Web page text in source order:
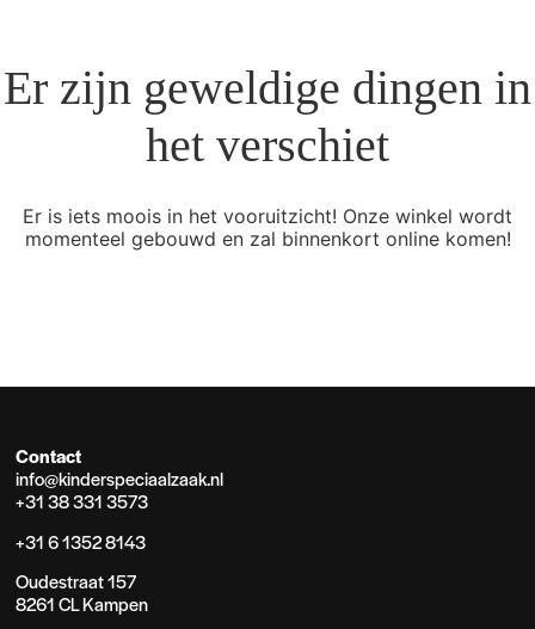
Er zijn geweldige dingen in
het verschiet
Er is iets moois in het vooruitzicht! Onze winkel wordt
momenteel gebouwd en zal binnenkort online komen!
Contact
info@kinderspeciaalzaak.nl
+31 38 331 3573
+31 6 1352 8143
Oudestraat 157
8261 CL Kampen